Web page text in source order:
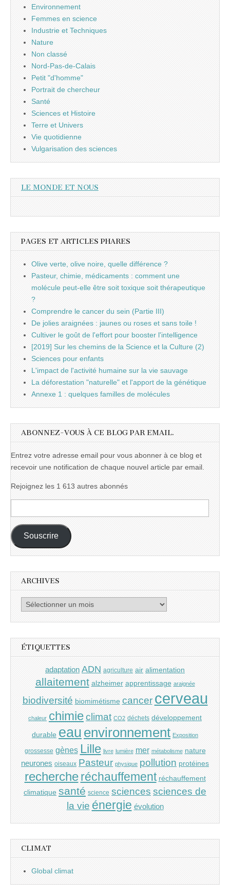
Environnement
Femmes en science
Industrie et Techniques
Nature
Non classé
Nord-Pas-de-Calais
Petit "d'homme"
Portrait de chercheur
Santé
Sciences et Histoire
Terre et Univers
Vie quotidienne
Vulgarisation des sciences
LE MONDE ET NOUS
PAGES ET ARTICLES PHARES
Olive verte, olive noire, quelle différence ?
Pasteur, chimie, médicaments : comment une
molécule peut-elle être soit toxique soit thérapeutique
?
Comprendre le cancer du sein (Partie III)
De jolies araignées : jaunes ou roses et sans toile !
Cultiver le goût de l'effort pour booster l'intelligence
[2019] Sur les chemins de la Science et la Culture (2)
Sciences pour enfants
L'impact de l'activité humaine sur la vie sauvage
La déforestation "naturelle" et l'apport de la génétique
Annexe 1 : quelques familles de molécules
ABONNEZ-VOUS À CE BLOG PAR EMAIL.
Entrez votre adresse email pour vous abonner à ce blog et
recevoir une notification de chaque nouvel article par email.
Rejoignez les 1 613 autres abonnés
e-
mail :
Souscrire
ARCHIVES
Archives
ÉTIQUETTES
adaptation ADN agriculture air alimentation
allaitement alzheimer apprentissage araignée
biodiversité biomimétisme cancer cerveau
chaleur chimieclimat CO2 déchets développement
durable eau environnement Exposition
grossesse gènes Lille livre lumière mer métabolisme nature
neurones oiseaux Pasteur physique pollution protéines
recherche réchauffement réchauffement
climatique santé science sciences sciences de
la vie énergie évolution
CLIMAT
Global climat